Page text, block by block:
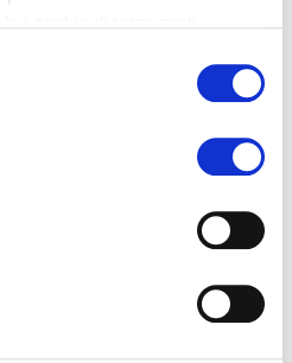
che invece lo segnalano con cali di
problemi comunque arrivano e sono
LEGGI TUTTO